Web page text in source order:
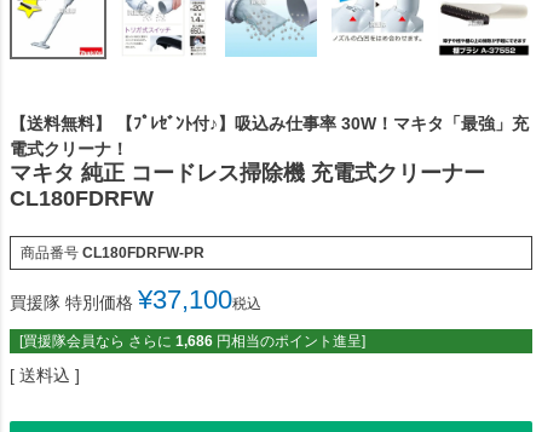
【送料無料】 【ﾌﾟﾚｾﾞﾝﾄ付♪】吸込み仕事率 30W！マキタ「最強」充
電式クリーナ！
マキタ 純正 コードレス掃除機 充電式クリーナー
CL180FDRFW
商品番号 CL180FDRFW-PR
買援隊 特別価格 ¥37,100税込
[買援隊会員なら さらに 1,686 円相当のポイント進呈]
送料込